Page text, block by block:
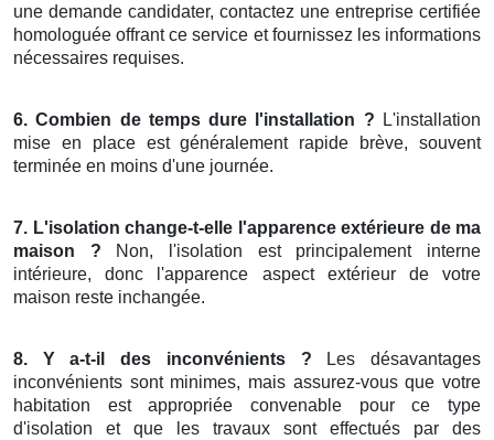
une demande candidater, contactez une entreprise certifiée
homologuée offrant ce service et fournissez les informations
nécessaires requises.
6. Combien de temps dure l'installation ? L'installation
mise en place est généralement rapide brève, souvent
terminée en moins d'une journée.
7. L'isolation change-t-elle l'apparence extérieure de ma
maison ? Non, l'isolation est principalement interne
intérieure, donc l'apparence aspect extérieur de votre
maison reste inchangée.
8. Y a-t-il des inconvénients ? Les désavantages
inconvénients sont minimes, mais assurez-vous que votre
habitation est appropriée convenable pour ce type
d'isolation et que les travaux sont effectués par des